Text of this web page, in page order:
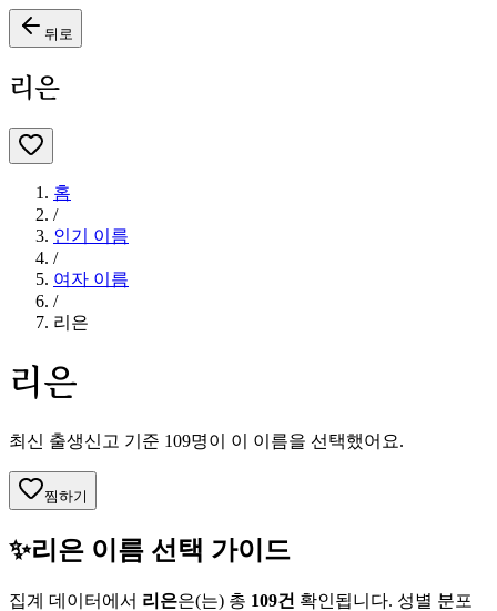
뒤로
리은
홈
/
인기 이름
/
여자 이름
/
리은
리은
최신 출생신고 기준 109명이 이 이름을 선택했어요.
찜하기
✨리은 이름 선택 가이드
집계 데이터에서 리은은(는) 총 109건 확인됩니다. 성별 분포